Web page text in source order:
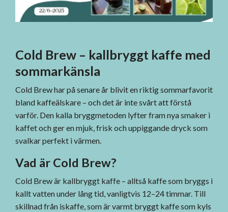
Cold Brew – kallbryggt kaffe med
sommarkänsla
Cold Brew har på senare år blivit en riktig sommarfavorit
bland kaffeälskare – och det är inte svårt att förstå
varför. Den kalla bryggmetoden lyfter fram nya smaker i
kaffet och ger en mjuk, frisk och uppiggande dryck som
svalkar perfekt i värmen.
Vad är Cold Brew?
Cold Brew är kallbryggt kaffe – alltså kaffe som bryggs i
kallt vatten under lång tid, vanligtvis 12–24 timmar. Till
skillnad från iskaffe, som är varmt bryggt kaffe som kyls